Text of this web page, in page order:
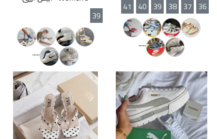
36
37
38
39
40
41
.....
39
.....